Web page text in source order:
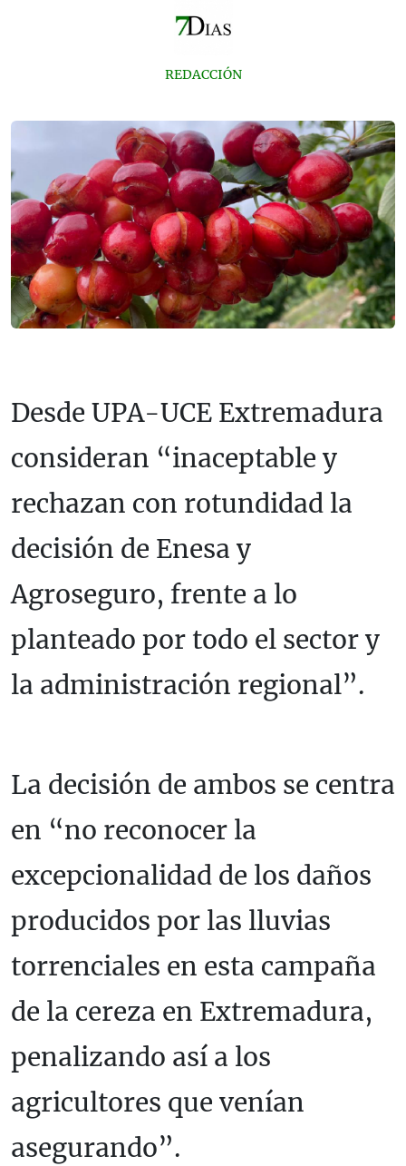
REDACCIÓN
Desde UPA-UCE Extremadura
consideran “inaceptable y
rechazan con rotundidad la
decisión de Enesa y
Agroseguro, frente a lo
planteado por todo el sector y
la administración regional”.
La decisión de ambos se centra
en “no reconocer la
excepcionalidad de los daños
producidos por las lluvias
torrenciales en esta campaña
de la cereza en Extremadura,
penalizando así a los
agricultores que venían
asegurando”.